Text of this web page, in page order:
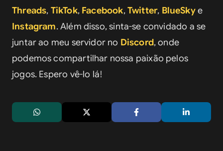
Threads, TikTok, Facebook, Twitter, BlueSky
Instagram. Além disso, sinta-se convidado a se
juntar ao meu servidor no Discord, onde
podemos compartilhar nossa paixão pelos
jogos. Espero vê-lo lá!